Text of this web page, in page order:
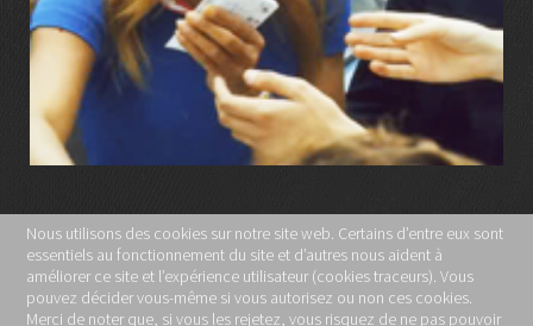
LIRE LA SUITE
MENTIONS LÉGALES
POLITIQUE DE CONFIDENTIALITÉ
Nous utilisons des cookies sur notre site web. Certains d’entre eux sont
essentiels au fonctionnement du site et d’autres nous aident à
améliorer ce site et l’expérience utilisateur (cookies traceurs). Vous
pouvez décider vous-même si vous autorisez ou non ces cookies.
Merci de noter que, si vous les rejetez, vous risquez de ne pas pouvoir